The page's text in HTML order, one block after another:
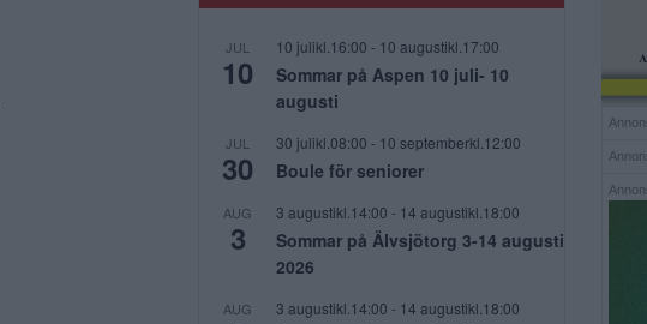
JUL
10
10 julikl.16:00 - 10 augustikl.17:00
Sommar på Aspen 10 juli- 10
augusti
JUL
30
30 julikl.08:00 - 10 septemberkl.12:00
Boule för seniorer
AUG
3
3 augustikl.14:00 - 14 augustikl.18:00
Sommar på Älvsjötorg 3-14 augusti
2026
AUG 3 augustikl.14:00 - 14 augustikl.18:00